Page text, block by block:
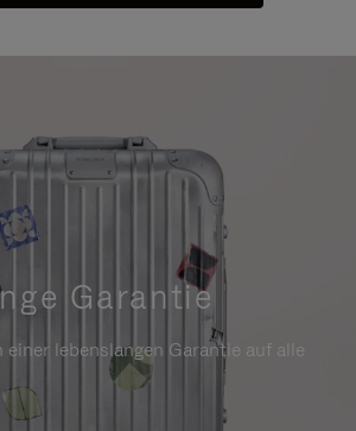
Garantie
lebenslangen Garantie auf alle